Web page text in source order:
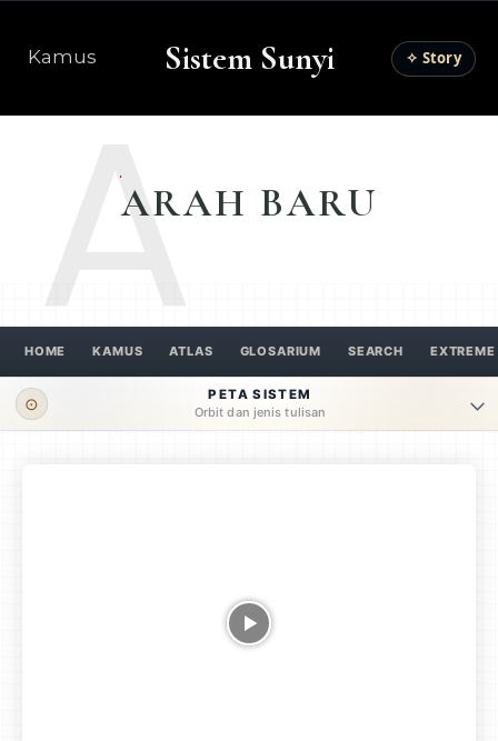
Kamus Sistem Sunyi ✧ Story
ARAH BARU
A
HOME KAMUS ATLAS GLOSARIUM SEARCH EXTREME
⊙
PETA SISTEM
Orbit dan jenis tulisan